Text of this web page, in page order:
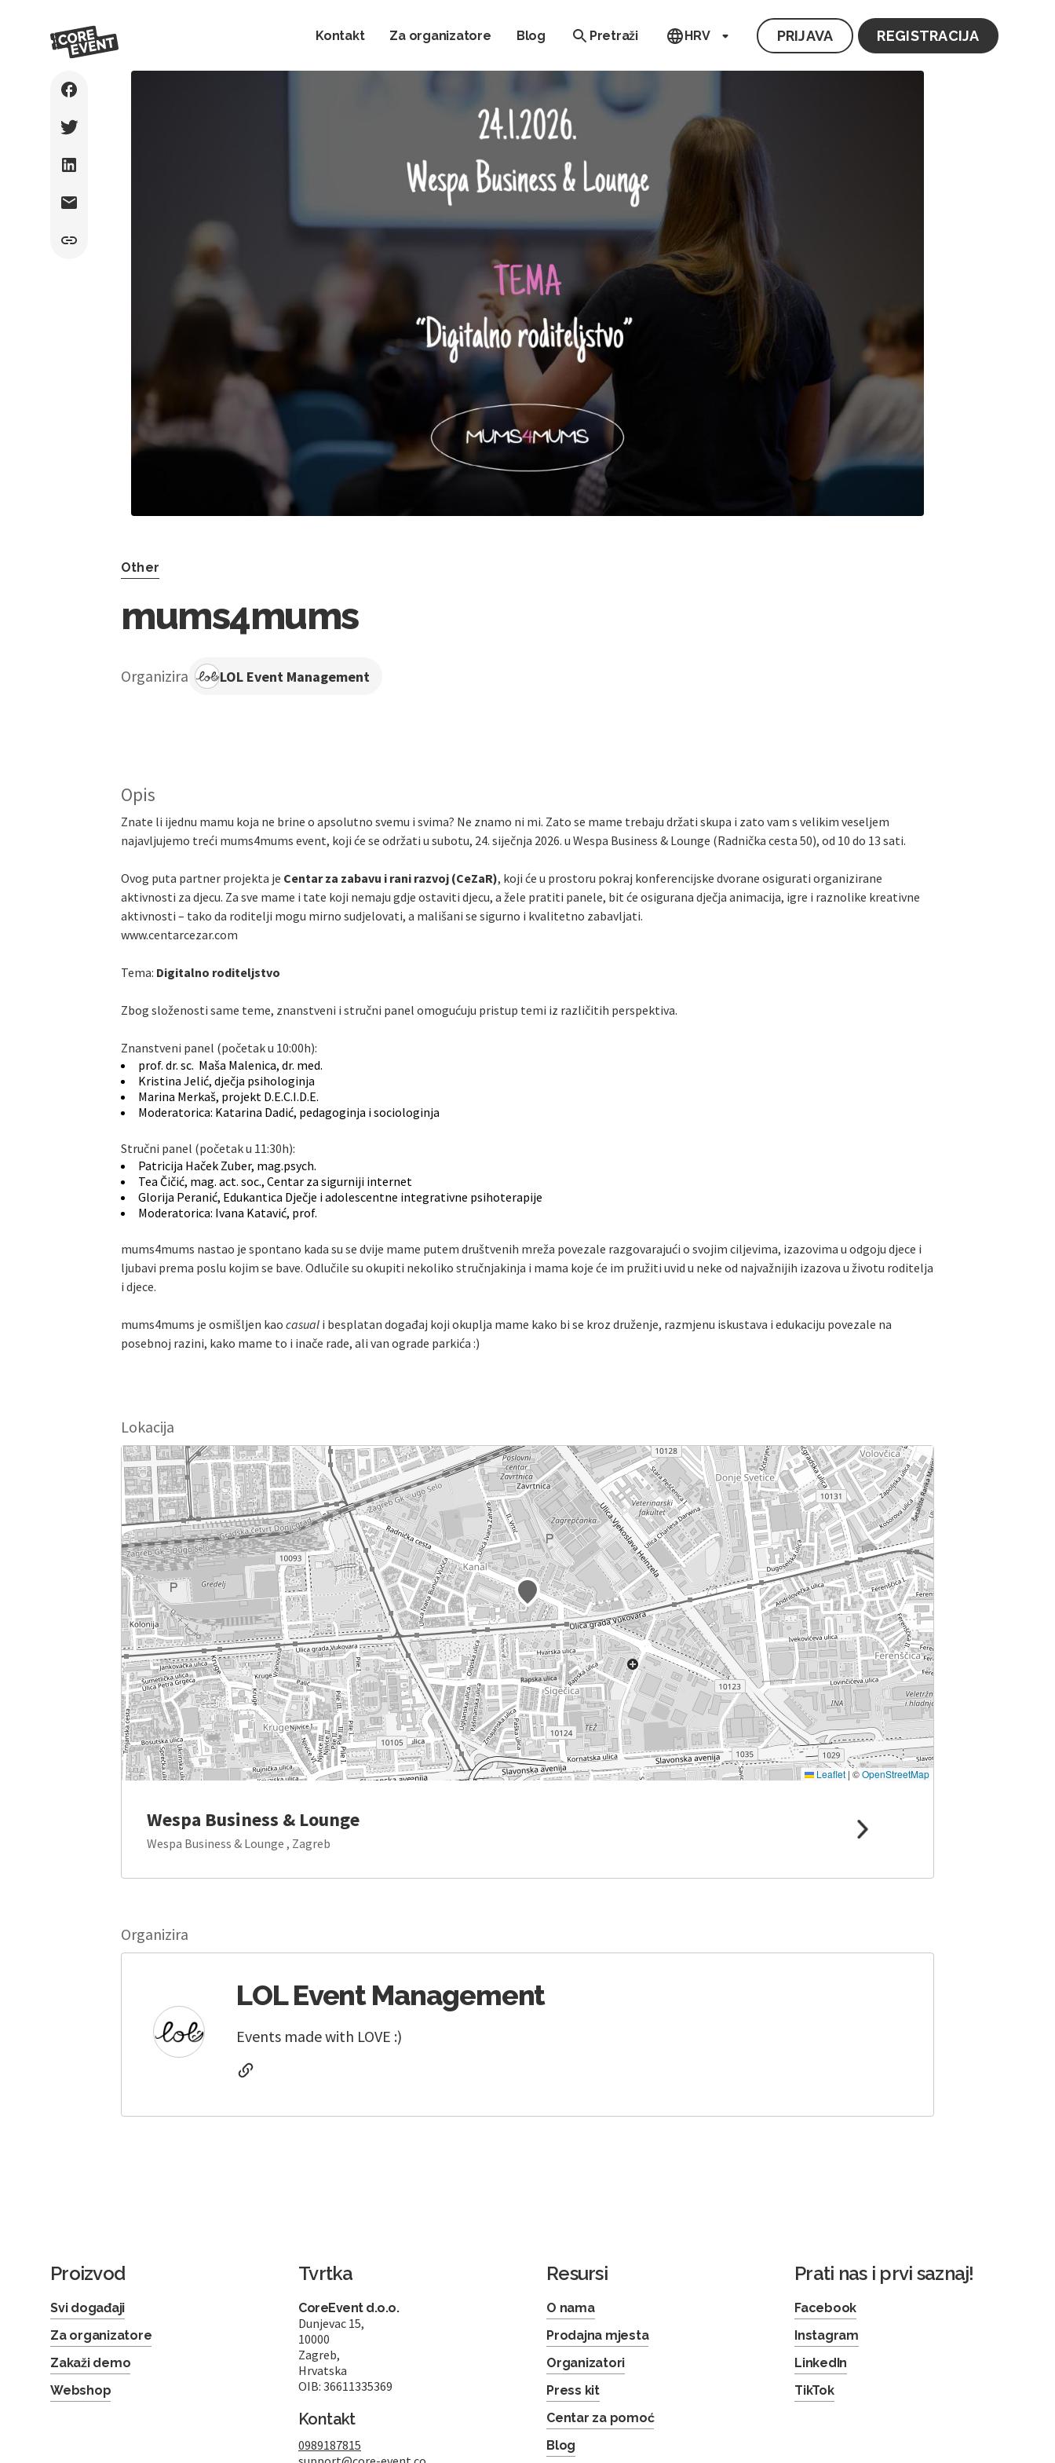
Kontakt Za organizatore Blog Pretraži HRV PRIJAVA REGISTRACIJA
Other
mums4mums
Organizira LOL Event Management
Opis
Znate li ijednu mamu koja ne brine o apsolutno svemu i svima? Ne znamo ni mi. Zato se mame trebaju držati skupa i zato vam s velikim veseljem
najavljujemo treći mums4mums event, koji će se održati u subotu, 24. siječnja 2026. u Wespa Business & Lounge (Radnička cesta 50), od 10 do 13 sati.
Ovog puta partner projekta je Centar za zabavu i rani razvoj (CeZaR), koji će u prostoru pokraj konferencijske dvorane osigurati organizirane
aktivnosti za djecu. Za sve mame i tate koji nemaju gdje ostaviti djecu, a žele pratiti panele, bit će osigurana dječja animacija, igre i raznolike kreativne
aktivnosti – tako da roditelji mogu mirno sudjelovati, a mališani se sigurno i kvalitetno zabavljati.
www.centarcezar.com
Tema: Digitalno roditeljstvo
Zbog složenosti same teme, znanstveni i stručni panel omogućuju pristup temi iz različitih perspektiva.
Znanstveni panel (početak u 10:00h):
prof. dr. sc. Maša Malenica, dr. med.
Kristina Jelić, dječja psihologinja
Marina Merkaš, projekt D.E.C.I.D.E.
Moderatorica: Katarina Dadić, pedagoginja i sociologinja
Stručni panel (početak u 11:30h):
Patricija Haček Zuber, mag.psych.
Tea Čičić, mag. act. soc., Centar za sigurniji internet
Glorija Peranić, Edukantica Dječje i adolescentne integrativne psihoterapije
Moderatorica: Ivana Katavić, prof.
mums4mums nastao je spontano kada su se dvije mame putem društvenih mreža povezale razgovarajući o svojim ciljevima, izazovima u odgoju djece i
ljubavi prema poslu kojim se bave. Odlučile su okupiti nekoliko stručnjakinja i mama koje će im pružiti uvid u neke od najvažnijih izazova u životu roditelja
i djece.
mums4mums je osmišljen kao casual i besplatan događaj koji okuplja mame kako bi se kroz druženje, razmjenu iskustava i edukaciju povezale na
posebnoj razini, kako mame to i inače rade, ali van ograde parkića :)
Lokacija
Leaflet | ©OpenStreetMap
Wespa Business & Lounge
Wespa Business & Lounge , Zagreb
Organizira
LOL Event Management
Events made with LOVE :)
Proizvod
Svi događaji
Za organizatore
Zakaži demo
Webshop
Tvrtka
CoreEvent d.o.o.
Dunjevac 15,
10000
Zagreb,
Hrvatska
OIB: 36611335369
Kontakt
0989187815
Resursi
O nama
Prodajna mjesta
Organizatori
Press kit
Centar za pomoć
Blog
Prati nas i prvi saznaj!
Facebook
Instagram
LinkedIn
TikTok